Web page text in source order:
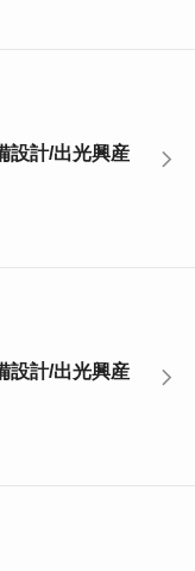
設計/出光興産
設計/出光興産